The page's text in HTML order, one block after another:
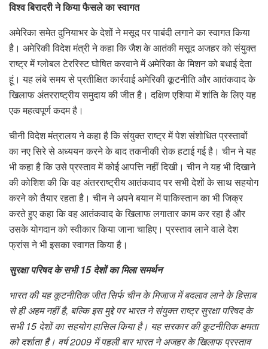
विश्व बिरादरी ने किया फैसले का स्वागत
अमेरिका समेत दुनियाभर के देशों ने मसूद पर पाबंदी लगाने का स्वागत किया
है। अमेरिकी विदेश मंत्री ने कहा कि जैश के आतंकी मसूद अजहर को संयुक्त
राष्ट्र में ग्लोबल टेररिस्ट घोषित करवाने में अमेरिका के मिशन को बधाई देता
हूं। यह लंबे समय से प्रतीक्षित कार्रवाई अमेरिकी कूटनीति और आतंकवाद के
खिलाफ अंतरराष्ट्रीय समुदाय की जीत है। दक्षिण एशिया में शांति के लिए यह
एक महत्वपूर्ण कदम है।
चीनी विदेश मंत्रालय ने कहा है कि संयुक्त राष्ट्र में पेश संशोधित प्रस्तावों
का नए सिरे से अध्ययन करने के बाद तकनीकी रोक हटाई गई है। चीन ने यह
भी कहा है कि उसे प्रस्ताव में कोई आपत्ति नहीं दिखी। चीन ने यह भी दिखाने
की कोशिश की कि वह अंतरराष्ट्रीय आतंकवाद पर सभी देशों के साथ सहयोग
करने को तैयार रहता है। चीन ने अपने बयान में पाकिस्तान का भी जिक्र
करते हुए कहा कि वह आतंकवाद के खिलाफ लगातार काम कर रहा है और
उसके योगदान को स्वीकार किया जाना चाहिए। प्रस्ताव लाने वाले देश
फ्रांस ने भी इसका स्वागत किया है।
सुरक्षा परिषद के सभी15देशों का मिला समर्थन
भारत की यह कूटनीतिक जीत सिर्फ चीन के मिजाज में बदलाव लाने के हिसाब
से ही अहम नहीं है, बल्कि इस मुद्दे पर भारत ने संयुक्त राष्ट्र सुरक्षा परिषद के
सभी15 देशों का सहयोग हासिल किया है। यह सरकार की कूटनीतिक क्षमता
को दर्शाता है। वर्ष2009 में पहली बार भारत ने अजहर के खिलाफ प्रस्ताव